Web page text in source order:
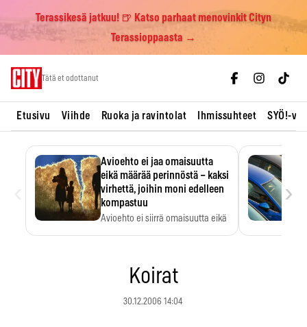
Terassikesä jatkuu! 🍺 Katso parhaat menovinkit Cityn
Terassioppaasta →
Tätä et odottanut
Etusivu Viihde Ruoka ja ravintolat Ihmissuhteet SYÖ!-
Avioehto ei jaa omaisuutta
eikä määrää perinnöstä – kaksi
virhettä, joihin moni edelleen
kompastuu
Avioehto ei siirrä omaisuutta eikä
›
Koirat
30.12.2006 14:04